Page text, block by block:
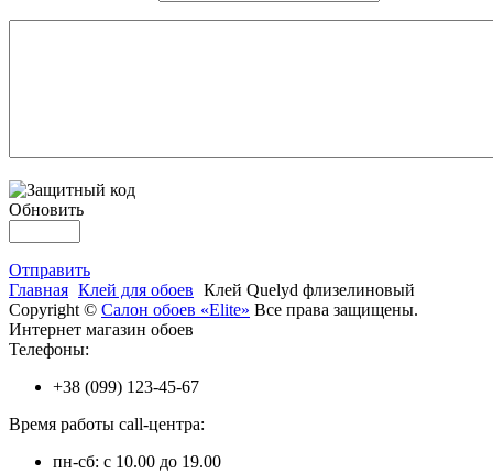
Обновить
Отправить
Главная Клей для обоев Клей Quelyd флизелиновый
Copyright © Салон обоев «Elite» Все права защищены.
Интернет магазин обоев
Телефоны:
+38 (099) 123-45-67
Время работы call-центра:
пн-сб: с 10.00 до 19.00